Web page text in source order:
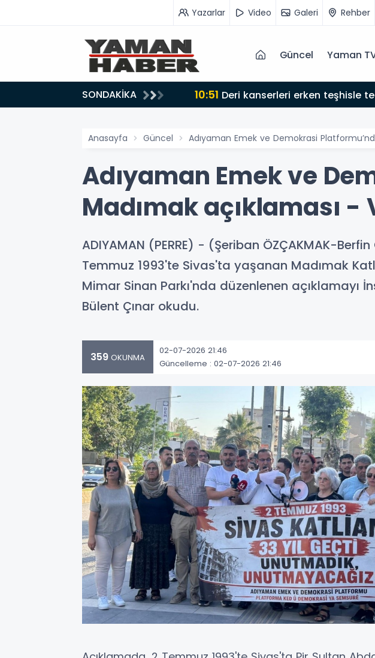
Yazarlar Video Galeri Rehber
Güncel Yaman
SONDAKİKA 10:51 Deri kanserleri erken teşhisle
Anasayfa Güncel Adıyaman Emek ve Demokrasi
Adıyaman Emek ve
Madımak açıklaması -
ADIYAMAN (PERRE) - (Şeriban ÖZÇAKMAK-
Temmuz 1993'te Sivas'ta yaşanan Madımak
Mimar Sinan Parkı'nda düzenlenen açıklamayı
Bülent Çınar okudu.
359 OKUNMA
02-07-2026 21:46
Güncelleme : 02-07-2026 21:46